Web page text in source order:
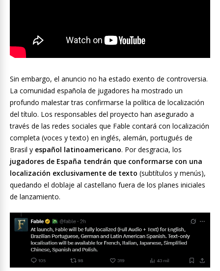
Sin embargo, el anuncio no ha estado exento de controversia.
La comunidad española de jugadores ha mostrado un
profundo malestar tras confirmarse la política de localización
del título. Los responsables del proyecto han asegurado a
través de las redes sociales que Fable contará con localización
completa (voces y texto) en inglés, alemán, portugués de
Brasil y español latinoamericano. Por desgracia, los
jugadores de España tendrán que conformarse con una
localización exclusivamente de texto (subtítulos y menús),
quedando el doblaje al castellano fuera de los planes iniciales
de lanzamiento.